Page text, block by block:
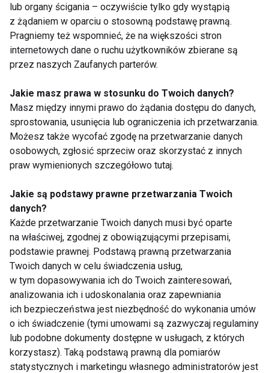
Charytatywny Mikołajkowy
Maraton Fitness
Konferencjia PEI- 12.03.2016
Mistrzostwa Zespołów
Cheerleaders
Robert Burneika -„Hardkorowy
Koksu” otwiera siłownię w
Warszawie
Bezpłatne treningi Women’s Run
& More 2015
Jesień i zima niestraszne
rowerzystom!
lub organy ścigania – oczywiście tylko gdy wystąpią
z żądaniem w oparciu o stosowną podstawę prawną.
Pragniemy też wspomnieć, że na większości stron
internetowych dane o ruchu użytkowników zbierane są
przez naszych Zaufanych parterów.
Jakie masz prawa w stosunku do Twoich danych?
Masz między innymi prawo do żądania dostępu do danych,
sprostowania, usunięcia lub ograniczenia ich przetwarzania.
Możesz także wycofać zgodę na przetwarzanie danych
osobowych, zgłosić sprzeciw oraz skorzystać z innych
praw wymienionych szczegółowo tutaj.
Jakie są podstawy prawne przetwarzania Twoich
danych?
Każde przetwarzanie Twoich danych musi być oparte
na właściwej, zgodnej z obowiązującymi przepisami,
podstawie prawnej. Podstawą prawną przetwarzania
Twoich danych w celu świadczenia usług,
w tym dopasowywania ich do Twoich zainteresowań,
analizowania ich i udoskonalania oraz zapewniania
ich bezpieczeństwa jest niezbędność do wykonania umów
o ich świadczenie (tymi umowami są zazwyczaj regulaminy
lub podobne dokumenty dostępne w usługach, z których
korzystasz). Taką podstawą prawną dla pomiarów
statystycznych i marketingu własnego administratorów jest